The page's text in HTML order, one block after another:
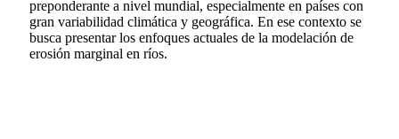
preponderante a nivel mundial, especialmente en países con
gran variabilidad climática y geográfica. En ese contexto se
busca presentar los enfoques actuales de la modelación de
erosión marginal en ríos.